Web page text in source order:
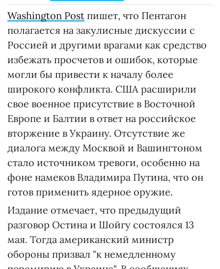
Washington Post пишет, что Пентагон
полагается на закулисные дискуссии с
Россией и другими врагами как средство
избежать просчетов и ошибок, которые
могли бы привести к началу более
широкого конфликта. США расширили
свое военное присутствие в Восточной
Европе и Балтии в ответ на российское
вторжение в Украину. Отсутствие же
диалога между Москвой и Вашингтоном
стало источником тревоги, особенно на
фоне намеков Владимира Путина, что он
готов применить ядерное оружие.
Издание отмечает, что предыдущий
разговор Остина и Шойгу состоялся 13
мая. Тогда американский министр
обороны призвал "к немедленному